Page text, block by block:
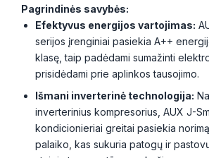
Pagrindinės savybės:
Efektyvus energijos vartojimas:
serijos įrenginiai pasiekia A++
klasę, taip padėdami sumažinti
prisidėdami prie aplinkos tausojimo.
Išmani inverterinė technologija:
inverterinius kompresorius, AUX J-
kondicionieriai greitai pasiekia
palaiko, kas sukuria patogų ir